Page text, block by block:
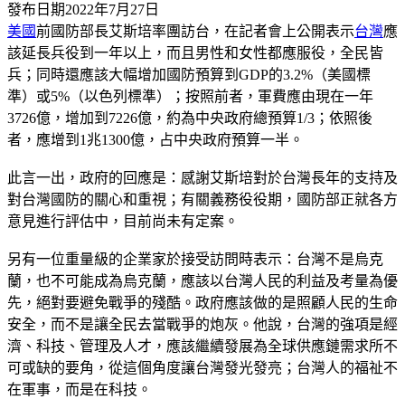
發布日期2022年7月27日
美國前國防部長艾斯培率團訪台，在記者會上公開表示台灣應
該延長兵役到一年以上，而且男性和女性都應服役，全民皆
兵；同時還應該大幅增加國防預算到GDP的3.2%（美國標
準）或5%（以色列標準）；按照前者，軍費應由現在一年
3726億，增加到7226億，約為中央政府總預算1/3；依照後
者，應增到1兆1300億，占中央政府預算一半。
此言一出，政府的回應是：感謝艾斯培對於台灣長年的支持及
對台灣國防的關心和重視；有關義務役役期，國防部正就各方
意見進行評估中，目前尚未有定案。
另有一位重量級的企業家於接受訪問時表示：台灣不是烏克
蘭，也不可能成為烏克蘭，應該以台灣人民的利益及考量為優
先，絕對要避免戰爭的殘酷。政府應該做的是照顧人民的生命
安全，而不是讓全民去當戰爭的炮灰。他說，台灣的強項是經
濟、科技、管理及人才，應該繼續發展為全球供應鏈需求所不
可或缺的要角，從這個角度讓台灣發光發亮；台灣人的福祉不
在軍事，而是在科技。